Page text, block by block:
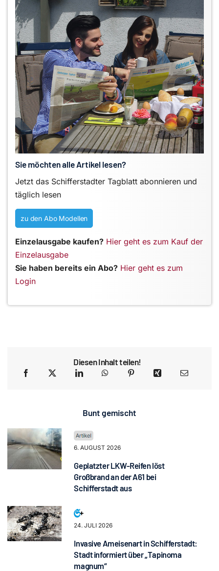
Sie möchten alle Artikel lesen?
Jetzt das Schifferstadter Tagblatt abonnieren und
täglich lesen
zu den Abo Modellen
Einzelausgabe kaufen? Hier geht es zum Kauf der
Einzelausgabe
Sie haben bereits ein Abo? Hier geht es zum
Login
Diesen Inhalt teilen!
Bunt gemischt
6. AUGUST 2026
Geplatzter LKW-Reifen löst
Großbrand an der A61 bei
Schifferstadt aus
24. JULI 2026
Invasive Ameisenart in Schifferstadt:
Stadt informiert über „Tapinoma
magnum“